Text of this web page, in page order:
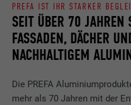
SEIT ÜBER 70 JAHREN
FASSADEN, DÄCHER
NACHHALTIGEM
PREFA IST IHR STARKER
Die PREFA
mehr als 70 Jahren mit der